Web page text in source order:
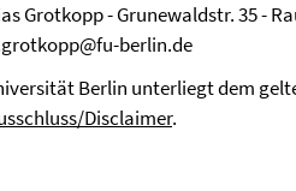
Grotkopp - Grunewaldstr. 35 -
berlin.de
Berlin unterliegt dem
Disclaimer.